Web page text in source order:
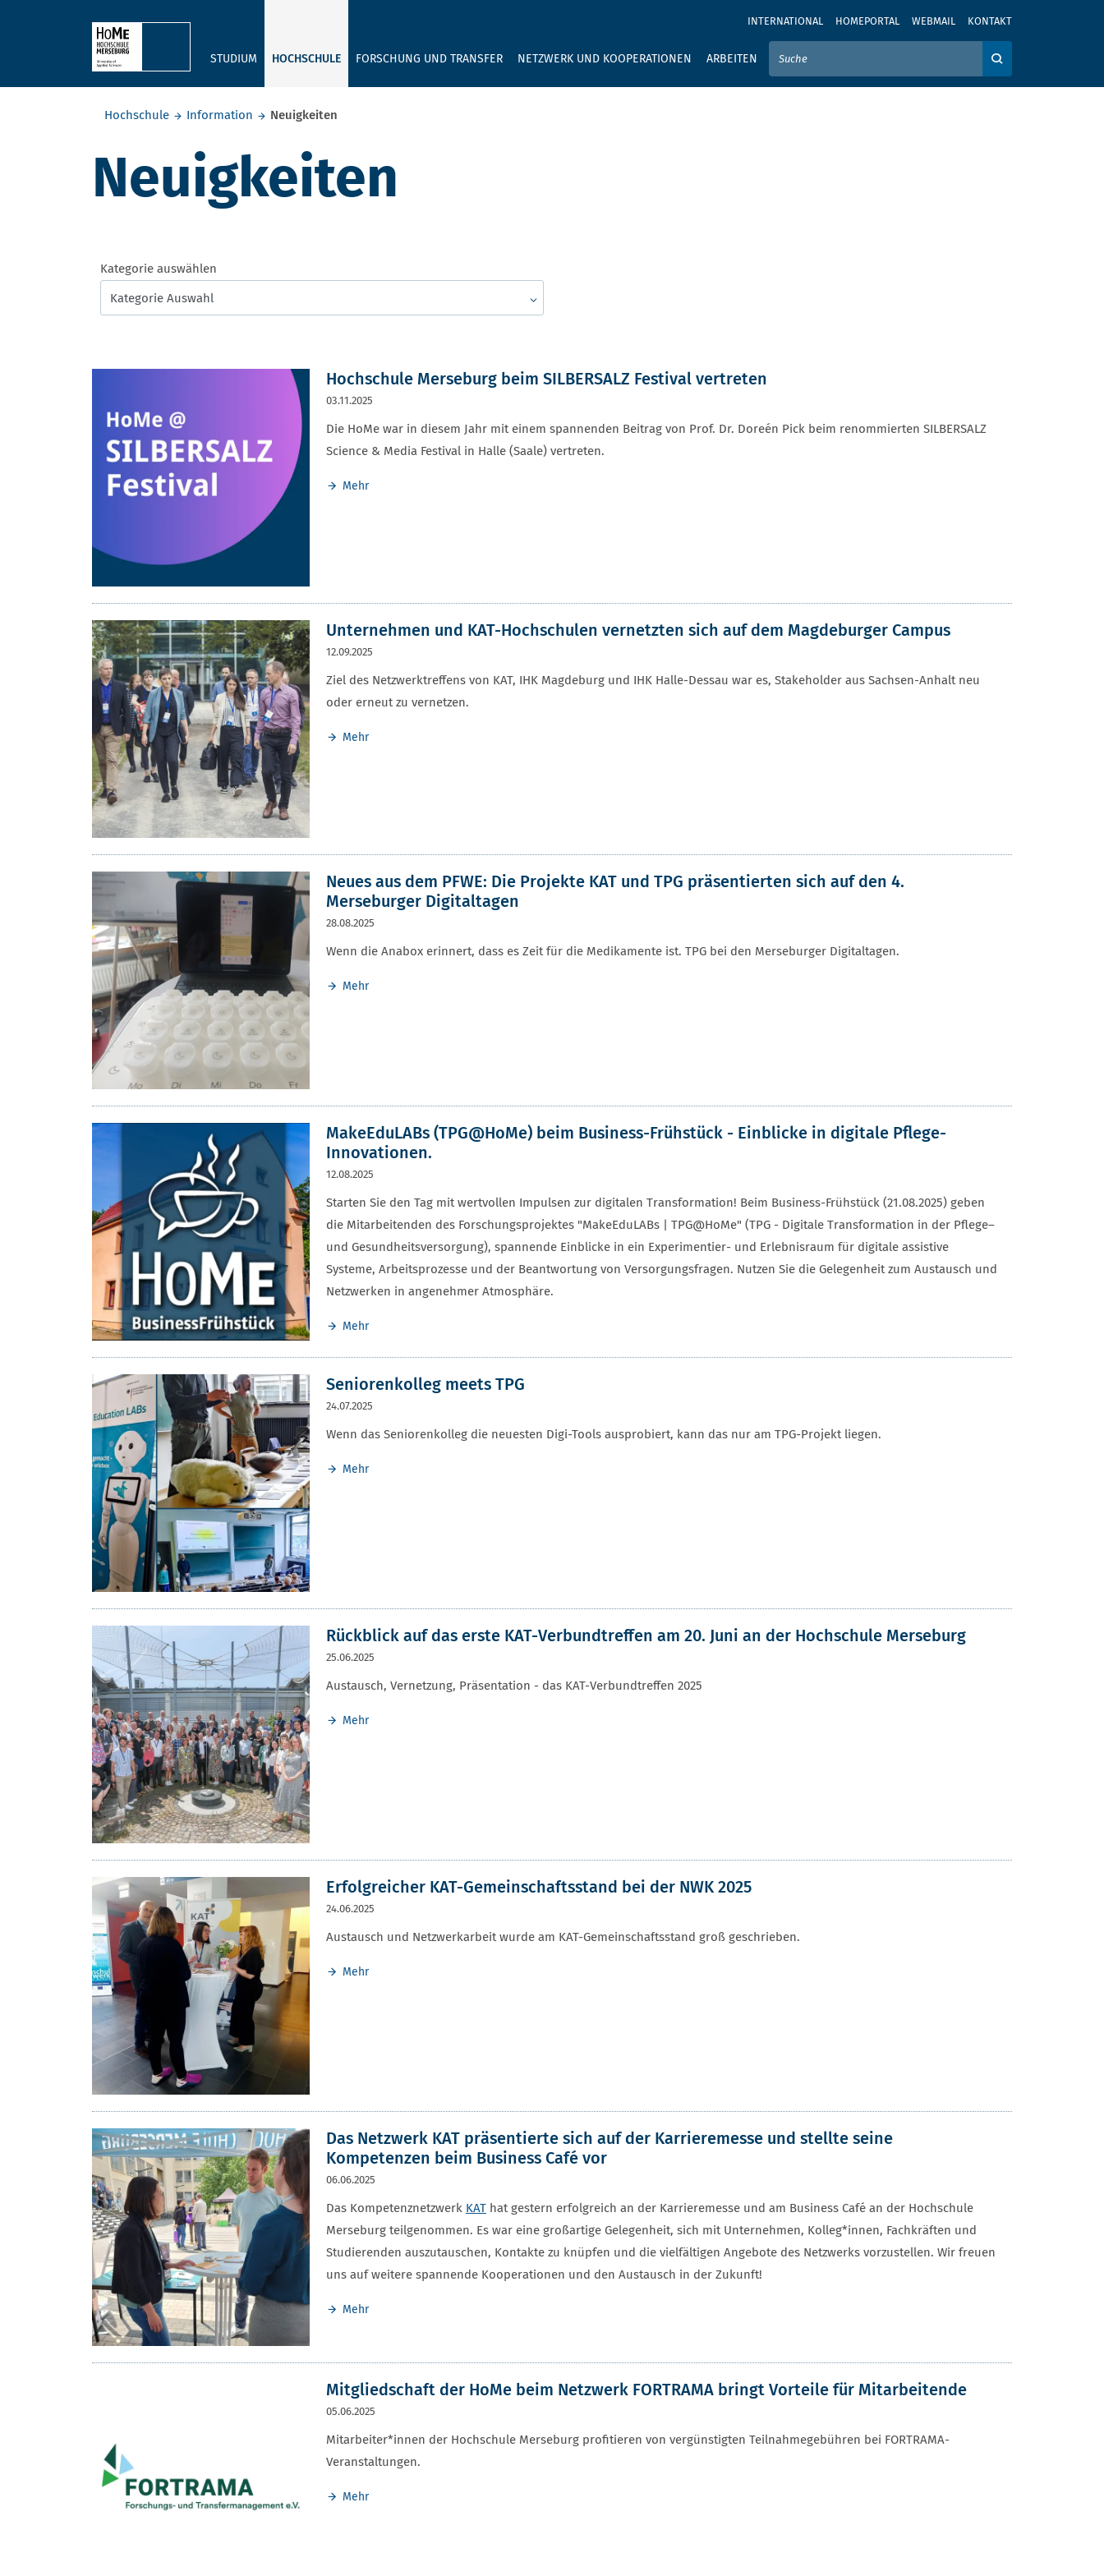
INTERNATIONAL HOMEPORTAL WEBMAIL KONTAKT
STUDIUM HOCHSCHULE FORSCHUNG UND TRANSFER NETZWERK UND KOOPERATIONEN ARBEITEN
GEBEN SIE HIER IHREN SUCHBEGRIFF EIN
Hochschule
Information Neuigkeiten
Neuigkeiten
Kategorie auswählen
Kategorie Auswahl
Hochschule Merseburg beim SILBERSALZ Festival vertreten
03.11.2025
Die HoMe war in diesem Jahr mit einem spannenden Beitrag von Prof. Dr. Doreén Pick beim renommierten SILBERSALZ
Science & Media Festival in Halle (Saale) vertreten.
Mehr
Unternehmen und KAT-Hochschulen vernetzten sich auf dem Magdeburger Campus
12.09.2025
Ziel des Netzwerktreffens von KAT, IHK Magdeburg und IHK Halle-Dessau war es, Stakeholder aus Sachsen-Anhalt neu
oder erneut zu vernetzen.
Mehr
Neues aus dem PFWE: Die Projekte KAT und TPG präsentierten sich auf den 4.
Merseburger Digitaltagen
28.08.2025
Wenn die Anabox erinnert, dass es Zeit für die Medikamente ist. TPG bei den Merseburger Digitaltagen.
Mehr
MakeEduLABs (TPG@HoMe) beim Business-Frühstück - Einblicke in digitale Pflege-
Innovationen.
12.08.2025
Starten Sie den Tag mit wertvollen Impulsen zur digitalen Transformation! Beim Business-Frühstück (21.08.2025) geben
die Mitarbeitenden des Forschungsprojektes "MakeEduLABs | TPG@HoMe" (TPG - Digitale Transformation in der Pflege–
und Gesundheitsversorgung), spannende Einblicke in ein Experimentier- und Erlebnisraum für digitale assistive
Systeme, Arbeitsprozesse und der Beantwortung von Versorgungsfragen. Nutzen Sie die Gelegenheit zum Austausch und
Netzwerken in angenehmer Atmosphäre.
Mehr
Seniorenkolleg meets TPG
24.07.2025
Wenn das Seniorenkolleg die neuesten Digi-Tools ausprobiert, kann das nur am TPG-Projekt liegen.
Mehr
Rückblick auf das erste KAT-Verbundtreffen am 20. Juni an der Hochschule Merseburg
25.06.2025
Austausch, Vernetzung, Präsentation - das KAT-Verbundtreffen 2025
Mehr
Erfolgreicher KAT-Gemeinschaftsstand bei der NWK 2025
24.06.2025
Austausch und Netzwerkarbeit wurde am KAT-Gemeinschaftsstand groß geschrieben.
Mehr
Das Netzwerk KAT präsentierte sich auf der Karrieremesse und stellte seine
Kompetenzen beim Business Café vor
06.06.2025
Das Kompetenznetzwerk KAT hat gestern erfolgreich an der Karrieremesse und am Business Café an der Hochschule
Merseburg teilgenommen. Es war eine großartige Gelegenheit, sich mit Unternehmen, Kolleg*innen, Fachkräften und
Studierenden auszutauschen, Kontakte zu knüpfen und die vielfältigen Angebote des Netzwerks vorzustellen. Wir freuen
uns auf weitere spannende Kooperationen und den Austausch in der Zukunft!
Mehr
Mitgliedschaft der HoMe beim Netzwerk FORTRAMA bringt Vorteile für Mitarbeitende
05.06.2025
Mitarbeiter*innen der Hochschule Merseburg profitieren von vergünstigten Teilnahmegebühren bei FORTRAMA-
Veranstaltungen.
Mehr